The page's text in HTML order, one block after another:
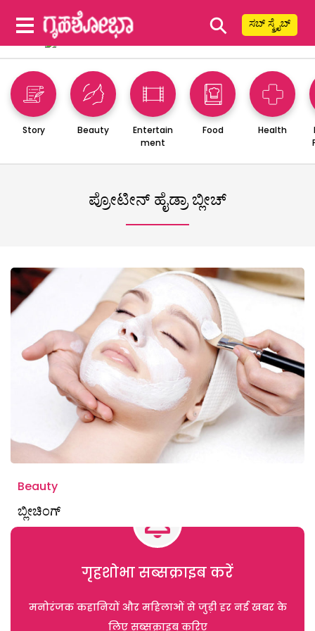
⚲ ಸಬ್ ಸ್ಕ್ರೈಬ್
Story Beauty
Entertain
ment
Food Health
ಪ್ರೋಟೀನ್ ಹೈಡ್ರಾ ಬ್ಲೀಚ್
Beauty
ಬ್ಲೀಚಿಂಗ್
गृहशोभा सब्सक्राइब करें
मनोरंजक कहानियों और महिलाओं से जुड़ी हर नई खबर के
लिए सब्सक्राइब करिए